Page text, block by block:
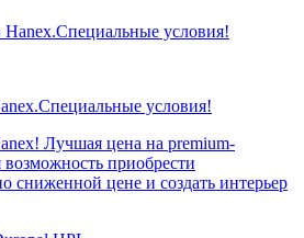
условия!
Лучшая цена на premium-
приобрести
сниженной цене и создать интерьер